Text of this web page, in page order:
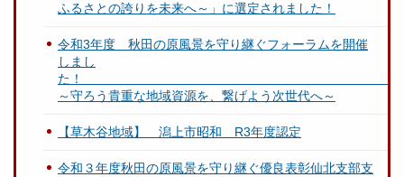
ふるさとの誇りを未来へ～」に選定されました！
令和3年度 秋田の原風景を守り継ぐフォーラムを開催
しまし
～守ろう貴重な地域資源を、繋げよう次世代へ～
【草木谷地域】 潟上市昭和 R3年度認定
令和３年度秋田の原風景を守り継ぐ優良表彰仙北支部支